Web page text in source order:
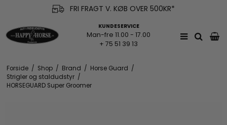
FRI FRAGT V. KØB OVER 500KR*
KUNDESERVICE
Man-fre 11.00 - 17.00
+ 75 51 39 13
Forside / Shop / Brand / Horse Guard /
Strigler og staldudstyr /
HORSEGUARD Super Groomer